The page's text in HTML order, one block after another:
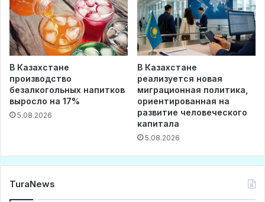
В Казахстане
производство
безалкогольных напитков
выросло на 17%
5.08.2026
В Казахстане
реализуется новая
миграционная политика,
ориентированная на
развитие человеческого
капитала
5.08.2026
TuraNews